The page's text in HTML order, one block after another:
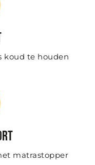
koud te houden
matrastopper